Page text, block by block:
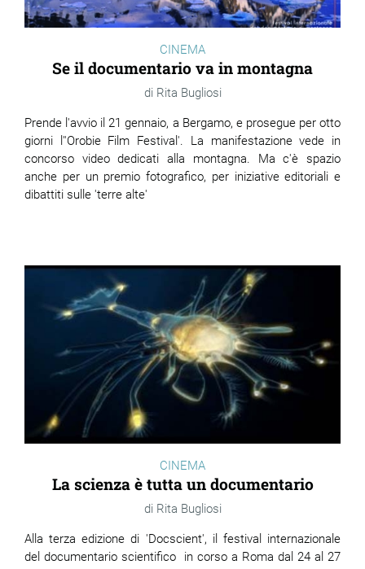
CINEMA
Se il documentario va in montagna
Rita Bugliosi
Prende l'avvio il 21 gennaio, a Bergamo, e prosegue per otto
giorni l''Orobie Film Festival'. La manifestazione vede in
concorso video dedicati alla montagna. Ma c'è spazio
anche per un premio fotografico, per iniziative editoriali e
dibattiti sulle 'terre alte'
CINEMA
La scienza è tutta un documentario
Rita Bugliosi
Alla terza edizione di 'Docscient', il festival internazionale
del documentario scientifico in corso a Roma dal 24 al 27